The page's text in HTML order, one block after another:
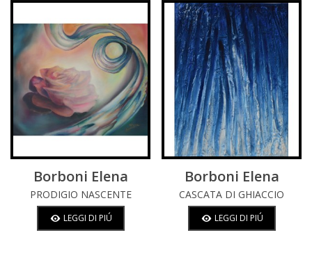
Borboni Elena
PRODIGIO NASCENTE
LEGGI DI PIÚ
Borboni Elena
CASCATA DI GHIACCIO
LEGGI DI PIÚ